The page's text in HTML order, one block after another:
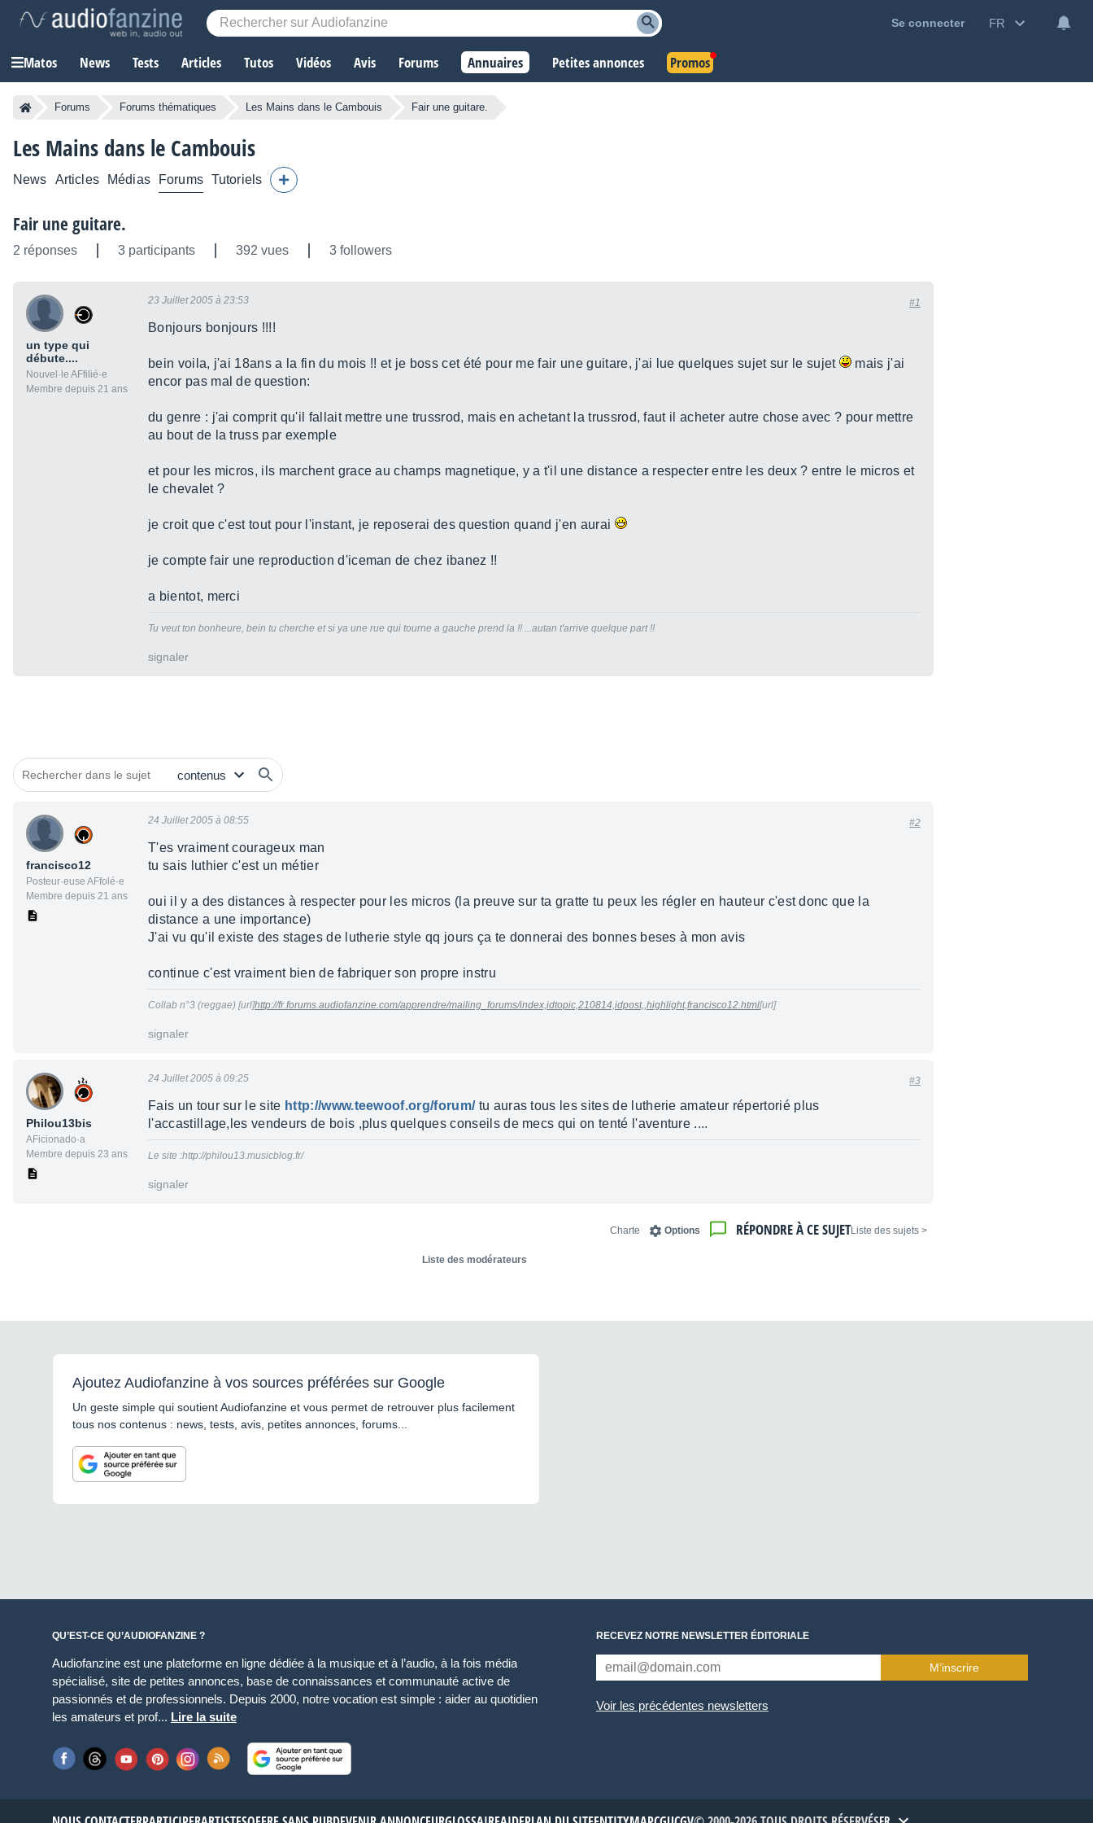
Se connecter FR
Matos News Tests Articles Tutos Vidéos Avis Forums Annuaires Petites annonces Promos
Forums Forums thématiques Les Mains dans le Cambouis Fair une guitare.
Les Mains dans le Cambouis
News Articles Médias Forums Tutoriels
Fair une guitare.
2 réponses 3 participants 392 vues 3 followers
un type qui
débute....
Nouvel·le AFfilié·e
Membre depuis 21 ans
23 Juillet 2005 à 23:53 #1
Bonjours bonjours !!!!
bein voila, j'ai 18ans a la fin du mois !! et je boss cet été pour me fair une guitare, j'ai lue quelques sujet sur le sujet
mais j'ai
encor pas mal de question:
du genre : j'ai comprit qu'il fallait mettre une trussrod, mais en achetant la trussrod, faut il acheter autre chose avec ? pour mettre
au bout de la truss par exemple
et pour les micros, ils marchent grace au champs magnetique, y a t'il une distance a respecter entre les deux ? entre le micros et
le chevalet ?
je croit que c'est tout pour l'instant, je reposerai des question quand j'en aurai
je compte fair une reproduction d'iceman de chez ibanez !!
a bientot, merci
Tu veut ton bonheure, bein tu cherche et si ya une rue qui tourne a gauche prend la !! ...autan t'arrive quelque part !!
signaler
francisco12
Posteur·euse AFfolé·e
Membre depuis 21 ans
24 Juillet 2005 à 08:55 #2
T'es vraiment courageux man
tu sais luthier c'est un métier
oui il y a des distances à respecter pour les micros (la preuve sur ta gratte tu peux les régler en hauteur c'est donc que la
distance a une importance)
J'ai vu qu'il existe des stages de lutherie style qq jours ça te donnerai des bonnes beses à mon avis
continue c'est vraiment bien de fabriquer son propre instru
Collab n°3 (reggae) [url]http://fr.forums.audiofanzine.com/apprendre/mailing_forums/index,idtopic,210814,idpost,,highlight,francisco12.html[url]
signaler
Philou13bis
AFicionado·a
Membre depuis 23 ans
24 Juillet 2005 à 09:25 #3
Fais un tour sur le site http://www.teewoof.org/forum/tu auras tous les sites de lutherie amateur répertorié plus
l'accastillage,les vendeurs de bois ,plus quelques conseils de mecs qui on tenté l'aventure ....
Le site :http://philou13.musicblog.fr/
signaler
< Liste des sujets
RÉPONDRE À CE SUJET
Options
Charte
Liste des modérateurs
Ajoutez Audiofanzine à vos sources préférées sur Google
Un geste simple qui soutient Audiofanzine et vous permet de retrouver plus facilement
tous nos contenus : news, tests, avis, petites annonces, forums...
QU’EST-CE QU’AUDIOFANZINE ?
Audiofanzine est une plateforme en ligne dédiée à la musique et à l’audio, à la fois média
spécialisé, site de petites annonces, base de connaissances et communauté active de
passionnés et de professionnels. Depuis 2000, notre vocation est simple : aider au quotidien
les amateurs et prof... Lire la suite
RECEVEZ NOTRE NEWSLETTER ÉDITORIALE
M’inscrire
Voir les précédentes newsletters